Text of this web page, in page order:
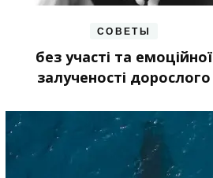
СОВЕТЫ
без участі та емоційної
залученості дорослого